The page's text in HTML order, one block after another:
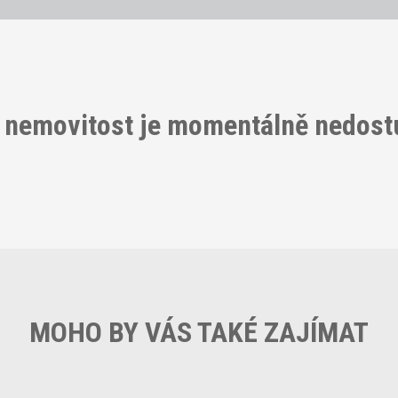
nemovitost je momentálně
MOHO BY VÁS TAKÉ ZAJÍMAT